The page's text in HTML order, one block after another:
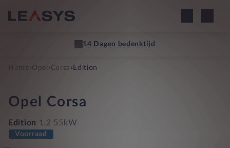
14 Dagen bedenktijd
Home › Opel › Corsa › Edition
Opel Corsa
Edition 1.2 55kW
Voorraad